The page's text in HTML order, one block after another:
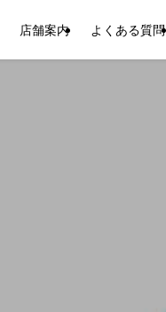
店舗案内 よくある質問